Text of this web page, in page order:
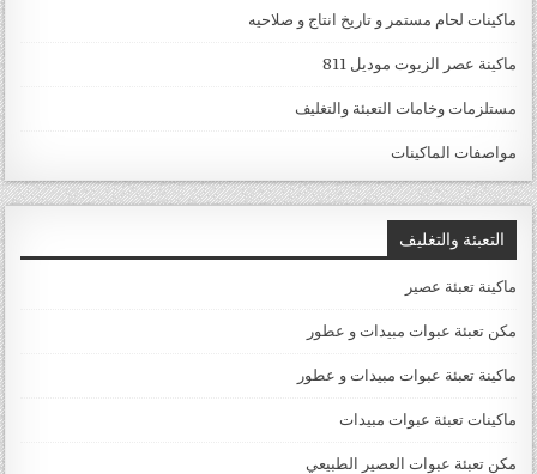
ماكينات لحام مستمر و تاريخ انتاج و صلاحيه
ماكينة عصر الزيوت موديل 811
مستلزمات وخامات التعبئة والتغليف
مواصفات الماكينات
التعبئة والتغليف
ماكينة تعبئة عصير
مكن تعبئة عبوات مبيدات و عطور
ماكينة تعبئة عبوات مبيدات و عطور
ماكينات تعبئة عبوات مبيدات
مكن تعبئة عبوات العصير الطبيعي